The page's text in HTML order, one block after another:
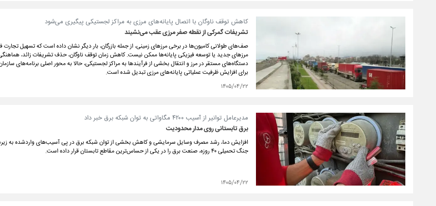
کاهش توقف ناوگان با اتصال پایانه‌های مرزی به مراکز لجستیکی پیگیری می‌شود
تشریفات گمرکی از نقطه صفر مرزی عقب می‌نشیند
صف‌های طولانی کامیون‌ها در برخی مرزهای زمینی، از جمله بازرگان، بار دیگر نشان داده است که تسهیل تجارت
مرزهای جدید یا توسعه فیزیکی پایانه‌ها ممکن نیست. کاهش زمان توقف ناوگان، حذف تشریفات زائد،
دستگاه‌های مستقر در مرز و انتقال بخشی از فرآیندها به مراکز لجستیکی، حالا به محور اصلی برنامه‌های
برای افزایش ظرفیت عملیاتی پایانه‌های مرزی تبدیل شده است.
۱۴۰۵/۰۴/۲۲
مدیرعامل توانیر از آسیب ۴۲۰۰ مگاواتی به توان شبکه برق خبر داد
برق تابستانی روی مدار محدودیت
افزایش دما، رشد مصرف وسایل سرمایشی و کاهش بخشی از توان شبکه برق در پی آسیب‌های واردشده به
جنگ تحمیلی ۴۰ روزه، صنعت برق را در یکی از حساس‌ترین مقاطع تابستان قرار داده است.
۱۴۰۵/۰۴/۲۲